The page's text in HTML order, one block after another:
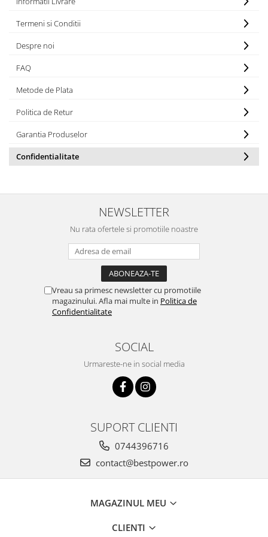
Termeni si Conditii
Despre noi
FAQ
Metode de Plata
Politica de Retur
Garantia Produselor
Confidentialitate
NEWSLETTER
Nu rata ofertele si promotiile noastre
Vreau sa primesc newsletter cu promotiile
magazinului. Afla mai multe in Politica de
Confidentialitate
SOCIAL
Urmareste-ne in social media
SUPORT CLIENTI
0744396716
contact@bestpower.ro
MAGAZINUL MEU
CLIENTI